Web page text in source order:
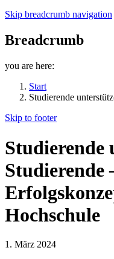
Skip breadcrumb navigation
Breadcrumb
you are here:
Start
Studierende
Skip to footer
Studierende
Studierende
Hochschule
1. März 2024